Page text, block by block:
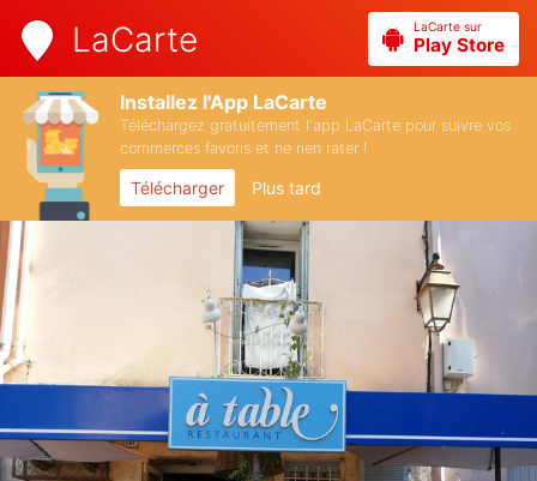
LaCarte LaCarte sur
Play Store
Installez l'App LaCarte
Téléchargez gratuitement l'app LaCarte pour suivre vos
commerces favoris et ne rien rater !
Télécharger Plus tard